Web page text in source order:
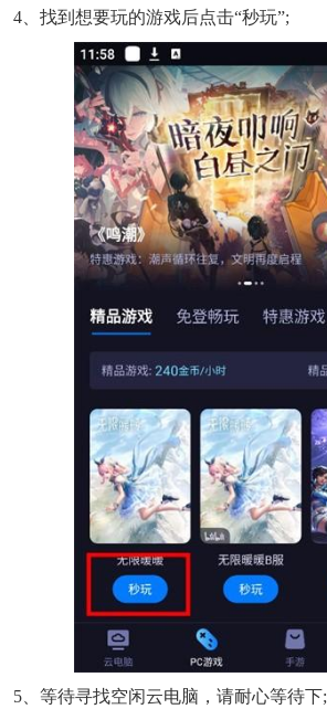
4、找到想要玩的游戏后点击“秒玩”;
5、等待寻找空闲云电脑，请耐心等待下;